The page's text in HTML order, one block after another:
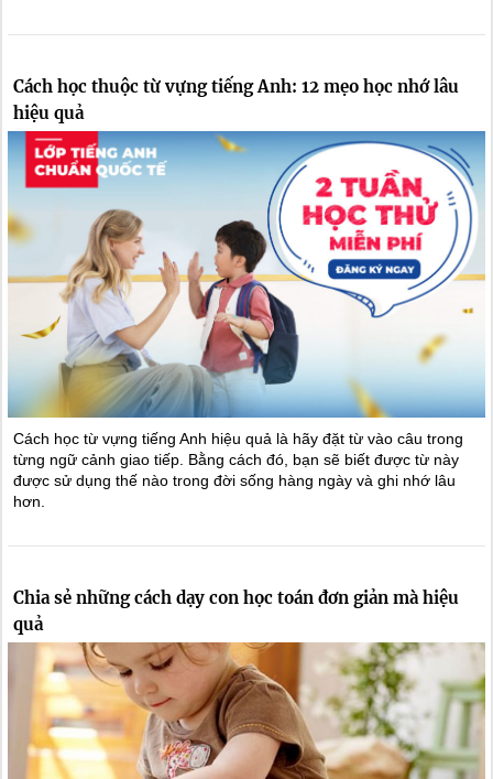
Cách học thuộc từ vựng tiếng Anh: 12 mẹo học nhớ lâu
hiệu quả
Cách học từ vựng tiếng Anh hiệu quả là hãy đặt từ vào câu trong
từng ngữ cảnh giao tiếp. Bằng cách đó, bạn sẽ biết được từ này
được sử dụng thế nào trong đời sống hàng ngày và ghi nhớ lâu
hơn.
Chia sẻ những cách dạy con học toán đơn giản mà hiệu
quả